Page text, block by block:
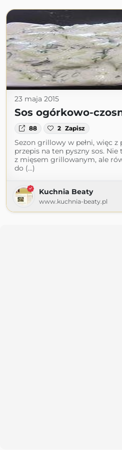
23 maja 2015
Sos ogórkowo-
88 2 Zapisz
Sezon grillowy w pełni, więc z
przepis na ten pyszny sos.
z mięsem grillowanym, ale
do (...)
Kuchnia Beaty
www.kuchnia-beaty.pl